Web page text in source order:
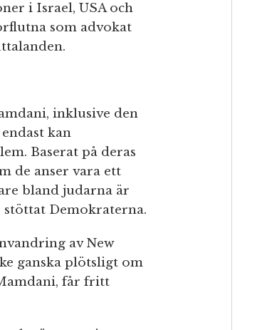
i Israel, USA och
som advokat
inklusive den
kan
Baserat på deras
de anser vara ett
bland judarna är
Demokraterna.
av New
ganska plötsligt om
får fritt